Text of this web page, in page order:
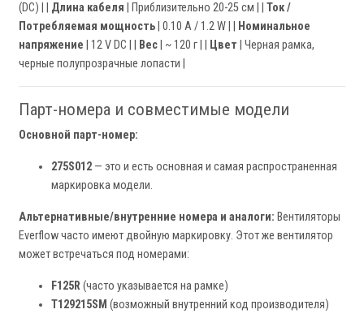
(DC) | | Длина кабеля | Приблизительно 20-25 см | | Ток /
Потребляемая мощность | 0.10 A / 1.2 W | |
Номинальное
напряжение | 12 V DC | | Вес | ~ 120 г | | Цвет | Черная рамка,
черные полупрозрачные лопасти |
Парт-номера и совместимые модели
Основной парт-номер:
275S012 — это и есть основная и самая распространенная
маркировка модели.
Альтернативные/внутренние номера и аналоги: Вентиляторы
Everflow часто имеют двойную маркировку. Этот же вентилятор
может встречаться под номерами:
F125R (часто указывается на рамке)
T129215SM (возможный внутренний код производителя)